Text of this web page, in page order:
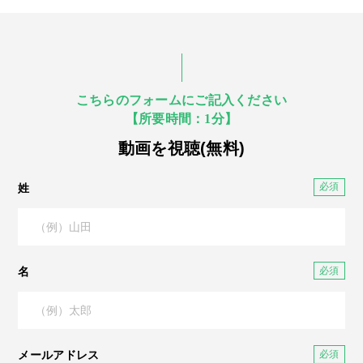
こちらのフォームにご記入ください
【所要時間：1分】
動画を視聴(無料)
姓
名
メールアドレス